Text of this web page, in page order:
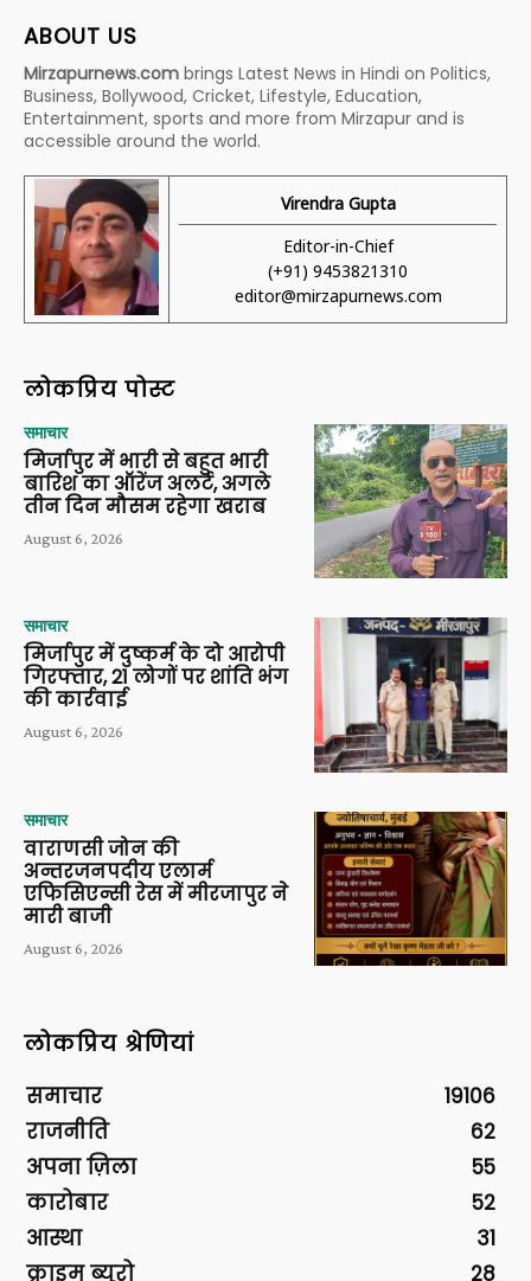
ABOUT US
Mirzapurnews.com brings Latest News in Hindi on Politics,
Business, Bollywood, Cricket, Lifestyle, Education,
Entertainment, sports and more from Mirzapur and is
accessible around the world.
Virendra Gupta
Editor-in-Chief
(+91) 9453821310
editor@mirzapurnews.com
लोकप्रिय पोस्ट
समाचार
मिर्जापुर में भारी से बहुत भारी
बारिश का ऑरेंज अलर्ट, अगले
तीन दिन मौसम रहेगा खराब
August 6, 2026
समाचार
मिर्जापुर में दुष्कर्म के दो आरोपी
गिरफ्तार, 21 लोगों पर शांति भंग
की कार्रवाई
August 6, 2026
समाचार
वाराणसी जोन की
अन्तरजनपदीय एलार्म
एफिसिएन्सी रेस में मीरजापुर ने
मारी बाजी
August 6, 2026
लोकप्रिय श्रेणियां
समाचार
19106
राजनीति
62
अपना ज़िला
55
कारोबार
52
आस्था
31
क्राइम ब्यूरो
28